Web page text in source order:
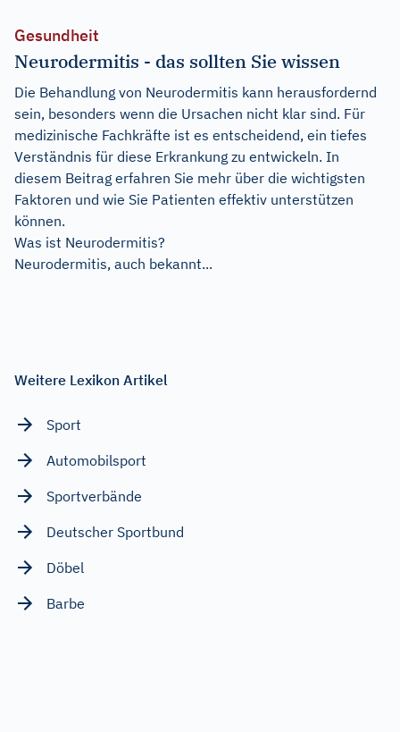
Gesundheit
Neurodermitis - das sollten Sie wissen
Die Behandlung von Neurodermitis kann herausfordernd
sein, besonders wenn die Ursachen nicht klar sind. Für
medizinische Fachkräfte ist es entscheidend, ein tiefes
Verständnis für diese Erkrankung zu entwickeln. In
diesem Beitrag erfahren Sie mehr über die wichtigsten
Faktoren und wie Sie Patienten effektiv unterstützen
können.
Was ist Neurodermitis?
Neurodermitis, auch bekannt...
Weitere Lexikon Artikel
Sport
Automobilsport
Sportverbände
Deutscher Sportbund
Döbel
Barbe